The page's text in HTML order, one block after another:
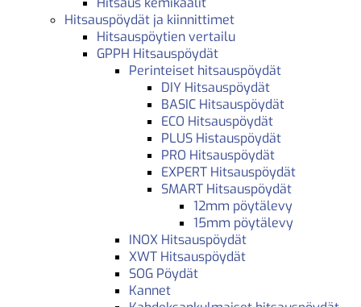
Hitsauspöydät ja kiinnittimet
Hitsauspöytien vertailu
GPPH Hitsauspöydät
Perinteiset hitsauspöydät
DIY Hitsauspöydät
BASIC Hitsauspöydät
ECO Hitsauspöydät
PLUS Histauspöydät
PRO Hitsauspöydät
EXPERT Hitsauspöydät
SMART Hitsauspöydät
12mm pöytälevy
15mm pöytälevy
INOX Hitsauspöydät
XWT Hitsauspöydät
SOG Pöydät
Kannet